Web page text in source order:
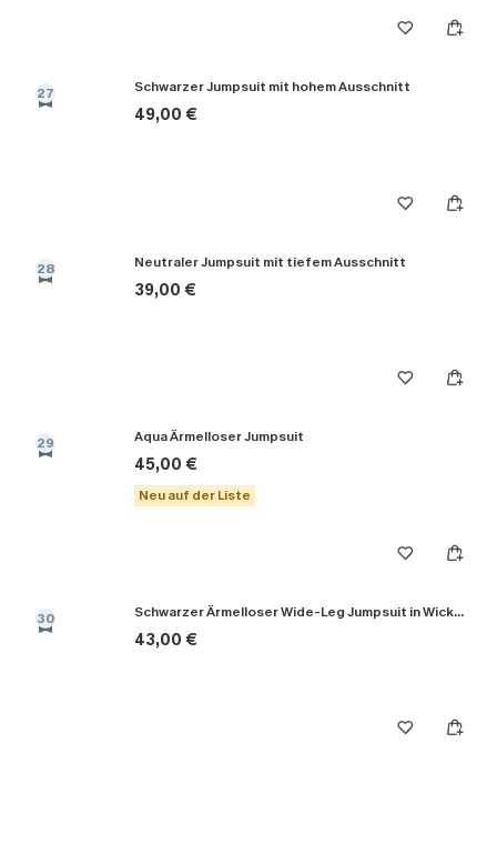
27 Schwarzer Jumpsuit mit hohem Ausschnitt
49,00 €
28 Neutraler Jumpsuit mit tiefem Ausschnitt
39,00 €
29 Aqua Ärmelloser Jumpsuit
45,00 €
Neu auf der Liste
30 Schwarzer Ärmelloser Wide-Leg Jumpsuit in Wickeloptik
43,00 €